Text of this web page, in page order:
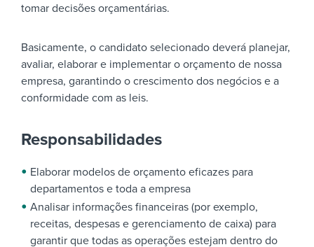
tomar decisões orçamentárias.
Basicamente, o candidato selecionado deverá planejar,
avaliar, elaborar e implementar o orçamento de nossa
empresa, garantindo o crescimento dos negócios e a
conformidade com as leis.
Responsabilidades
Elaborar modelos de orçamento eficazes para
departamentos e toda a empresa
Analisar informações financeiras (por exemplo,
receitas, despesas e gerenciamento de caixa) para
garantir que todas as operações estejam dentro do